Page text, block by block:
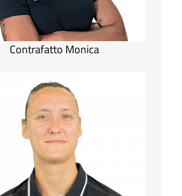
Contrafatto Monica